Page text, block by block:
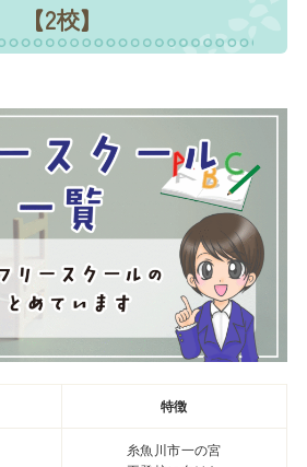
【2校】
特徴
糸魚川市一の宮